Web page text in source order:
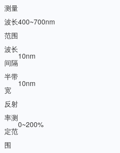
测量
波长
范围
400~700nm
波长
间隔
10nm
半带
宽
10nm
反射
率测
定范
围
0~200%